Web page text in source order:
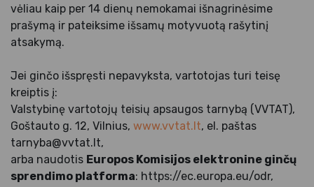
vėliau kaip per 14 dienų nemokamai išnagrinėsime
prašymą ir pateiksime išsamų motyvuotą rašytinį
atsakymą.
Jei ginčo išspręsti nepavyksta, vartotojas turi teisę
kreiptis į:
Valstybinę vartotojų teisių apsaugos tarnybą (VVTAT),
Goštauto g. 12, Vilnius, www.vvtat.lt, el. paštas
tarnyba@vvtat.lt,
arba naudotis Europos Komisijos elektronine ginčų
sprendimo platforma: https://ec.europa.eu/odr,